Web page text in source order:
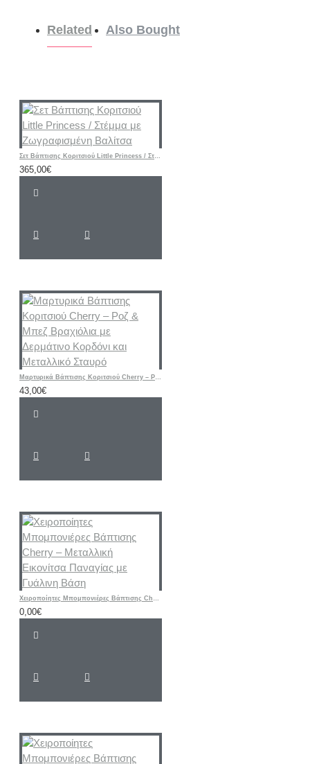
Related Also Bought
Σετ Βάπτισης Κοριτσιού Little Princess / Στέμμα με Ζωγραφισμένη Βαλίτσα
365,00€
Μαρτυρικά Βάπτισης Κοριτσιού Cherry – Ροζ & Μπεζ Βραχιόλια με Δερμάτινο Κορδόνι και Μεταλλικό Σταυρό
43,00€
Χειροποίητες Μπομπονιέρες Βάπτισης Cherry – Μεταλλική Εικονίτσα Παναγίας με Γυάλινη Βάση
0,00€